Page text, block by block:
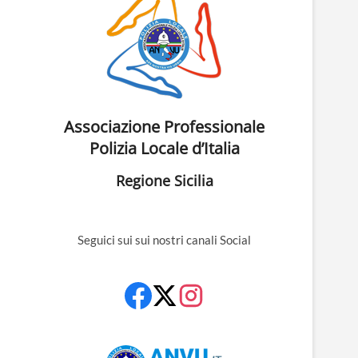
Associazione Professionale
Polizia Locale d’Italia
Regione Sicilia
Seguici sui sui nostri canali Social